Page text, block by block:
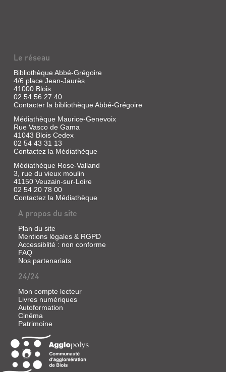
Wexler,
Tanya
Informant
Media,
L'invention
du
vibromasseur
électromécanique
dans
l'Angleterre
victorienne
sur
fond
de
traitement
l'hystérie...
ETERNELS.
LA
FLAMME
DES
TÉNÈBRES
[4]
Livre
Noël,
Alyson
|
Ed.
Le réseau
Bibliothèque Abbé-Grégoire
4/6 place Jean-Jaurès
41000 Blois
02 54 56 27 40
Contacter la bibliothèque Abbé-Grégoire
Médiathèque Maurice-Genevoix
Rue Vasco de Gama
41043 Blois Cedex
02 54 43 31 13
Contactez la Médiathèque
Médiathèque Rose-Valland
3, rue du vieux moulin
41150 Veuzain-sur-Loire
02 54 20 78 00
Contactez la Médiathèque
A propos du site
Plan du site
Mentions légales & RGPD
Accessiblité : non conforme
FAQ
Nos partenariats
24/24
Mon compte lecteur
Livres numériques
Autoformation
Cinéma
Patrimoine